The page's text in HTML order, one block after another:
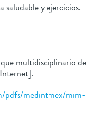
saludable y ejercicios.
multidisciplinario de
pdfs/medintmex/mim-